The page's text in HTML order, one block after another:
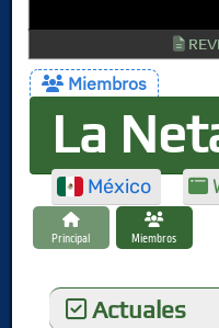
Miembros
La
México
Principal Miembros
Actuales